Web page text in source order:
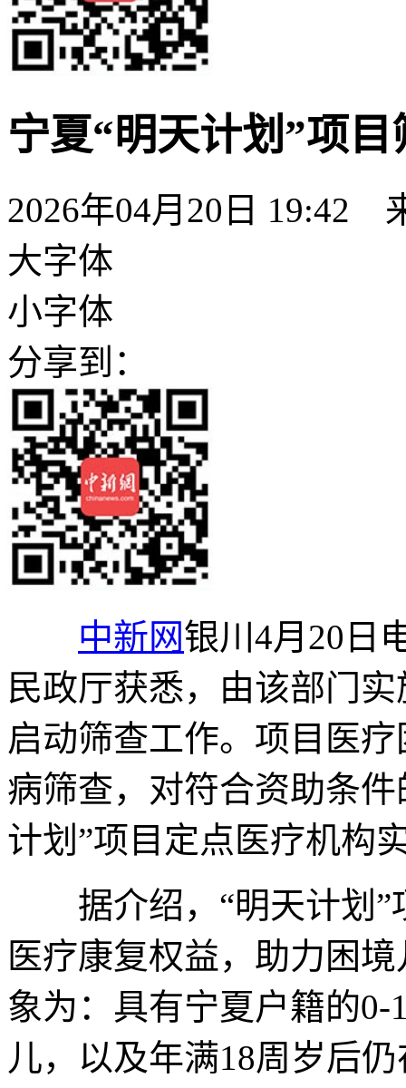
宁夏“明天计划”项
2026年04月20日 19:42
大字体
小字体
分享到：
中新网银川4月20日
民政厅获悉，由该部门
启动筛查工作。项目医
病筛查，对符合资助条
计划”项目定点医疗机构
据介绍，“明天计划”
医疗康复权益，助力困
象为：具有宁夏户籍的
儿，以及年满18周岁后